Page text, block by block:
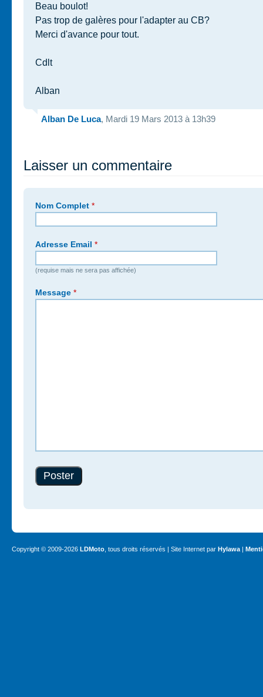
Beau boulot!
Pas trop de galères pour l'adapter au CB?
Merci d'avance pour tout.
Cdlt
Alban
Alban De Luca, Mardi 19 Mars 2013 à 13h39
Laisser un commentaire
Nom Complet *
Adresse Email *
(requise mais ne sera pas affichée)
Message *
Copyright © 2009-2026 LDMoto , tous droits réservés | Site Internet par Hylawa |